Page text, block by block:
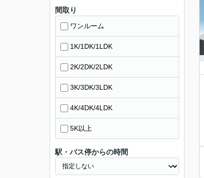
間取り
ワンルーム
1K/1DK/1LDK
2K/2DK/2LDK
3K/3DK/3LDK
4K/4DK/4LDK
5K以上
駅・バス停からの時間